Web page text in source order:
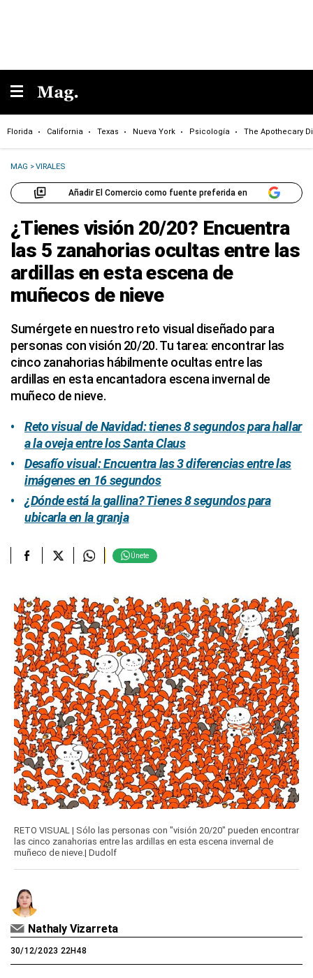
Florida California Texas Nueva York Psicología The Apothecary
MAG >VIRALES
Añadir El Comercio como fuente preferida en
¿Tienes visión 20/20? Encuentra
las 5 zanahorias ocultas entre las
ardillas en esta escena de
muñecos de nieve
Sumérgete en nuestro reto visual diseñado para
personas con visión 20/20. Tu tarea: encontrar las
cinco zanahorias hábilmente ocultas entre las
ardillas en esta encantadora escena invernal de
muñeco de nieve.
Reto visual de Navidad: tienes 8 segundos para hallar
a la oveja entre los Santa Claus
Desafío visual: Encuentra las 3 diferencias entre las
imágenes en 16 segundos
¿Dónde está la gallina? Tienes 8 segundos para
ubicarla en la granja
Únete
RETO VISUAL | Sólo las personas con "visión 20/20" pueden encontrar
las cinco zanahorias entre las ardillas en esta escena invernal de
muñeco de nieve.| Dudolf
Nathaly Vizarreta
30/12/2023 22H48